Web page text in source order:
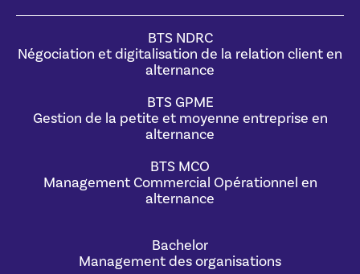
BTS NDRC
Négociation et digitalisation de la relation client en
alternance
BTS GPME
Gestion de la petite et moyenne entreprise en
alternance
BTS MCO
Management Commercial Opérationnel en
alternance
Bachelor
Management des organisations